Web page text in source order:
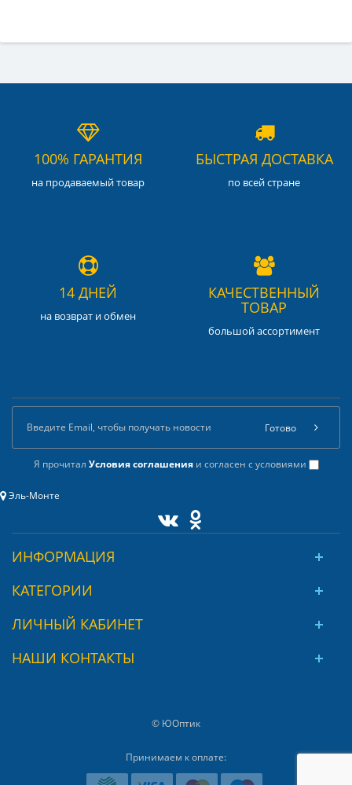
100% ГАРАНТИЯ
на продаваемый товар
БЫСТРАЯ ДОСТАВКА
по всей стране
14 ДНЕЙ
на возврат и обмен
КАЧЕСТВЕННЫЙ
ТОВАР
большой ассортимент
Я прочитал Условия соглашенияи согласен с условиями
Готово
Эль-Монте
ИНФОРМАЦИЯ
КАТЕГОРИИ
ЛИЧНЫЙ КАБИНЕТ
НАШИ КОНТАКТЫ
© ЮОптик
Принимаем к оплате: